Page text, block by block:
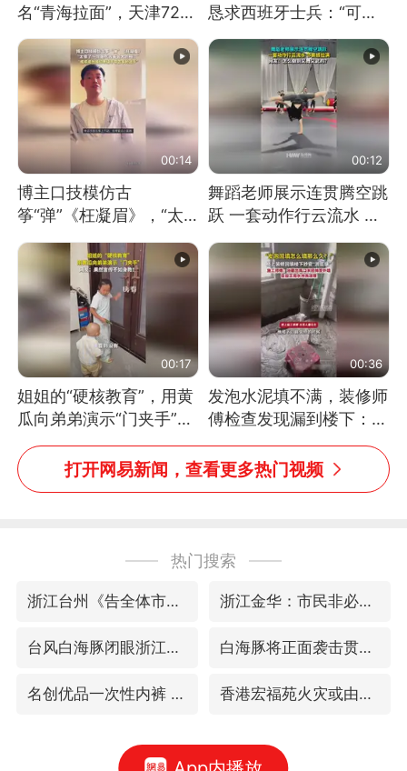
名“青海拉面”，天津72家
面馆已集体更换招牌
恳求西班牙士兵：“可不
可以不要把我遣返回国”
00:14
博主口技模仿古
筝“弹”《枉凝眉》，“太
像了～你是吃古筝长大的
吗？”“或将成为首位考级
不带古筝的选手。”（来
源：新华每日电讯）
00:12
舞蹈老师展示连贯腾空跳
跃 一套动作行云流水 节
奏感拉满 网友：怎么做
到又舞又武的？
00:17
姐姐的“硬核教育”，用黄
瓜向弟弟演示“门夹手”，
网友：果然言传不如身
教！
00:36
发泡水泥填不满，装修师
傅检查发现漏到楼下：出
风口未延伸到外墙
打开网易新闻，查看更多热门视频
热门搜索
浙江台州《告全体市民书》 浙江金华：市民非必要不外出
台风白海豚闭眼浙江上海处于危险半圆 白海豚将正面袭击贯穿浙江
名创优品一次性内裤 颜面尽失 香港宏福苑火灾或由烟头引起